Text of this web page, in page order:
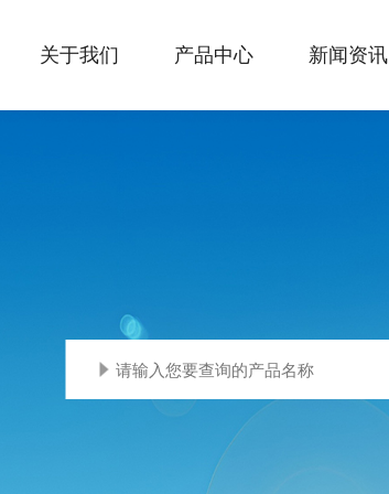
关于我们 产品中心 新闻资讯